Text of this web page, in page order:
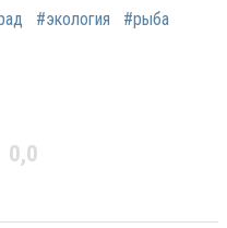
#экология #рыба
0,0